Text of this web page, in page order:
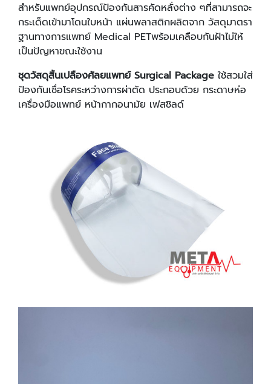
สำหรับแพทย์อุปกรณ์ป้องกันสารคัดหลั่งต่าง ๆที่สามารถจะ
กระเด็ดเข้ามาโดนใบหน้า แผ่นพลาสติกผลิตจาก วัสดุมาตรา
ฐานทางการแพทย์ Medical PETพร้อมเคลือบกันฝ้าไม่ให้
เป็นปัญหาขณะใช้งาน
ชุดวัสดุสิ้นเปลืองศัลยแพทย์ Surgical Package ใช้สวมใส่
ป้องกันเชื่อโรคระหว่างการผ่าตัด ประกอบด้วย กระดาษห่อ
เครื่องมือแพทย์ หน้ากากอนามัย เฟสชิลด์